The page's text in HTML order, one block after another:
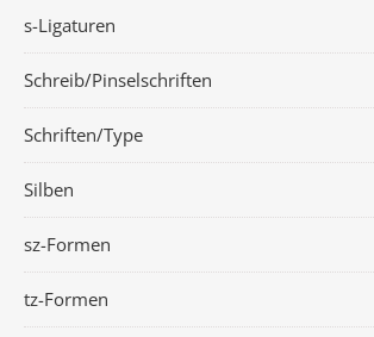
s-Ligaturen
Schreib/Pinselschriften
Schriften/Type
Silben
sz-Formen
tz-Formen